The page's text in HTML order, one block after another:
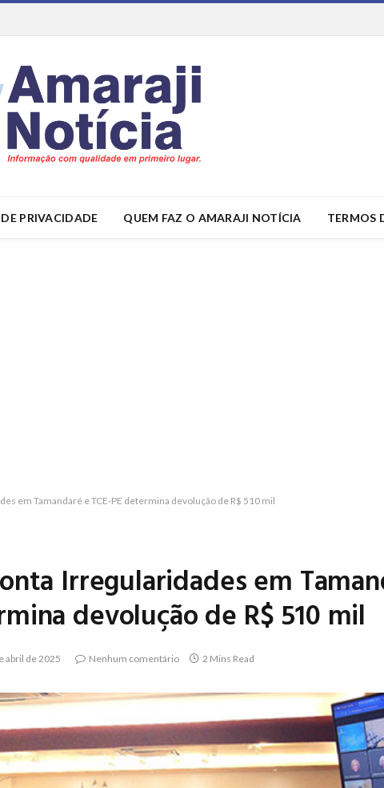
PRIVACIDADE QUEM FAZ O AMARAJI NOTÍCIA TERMOS
em Tamandaré e TCE-PE determina devolução de R$ 510 mil
Irregularidades em
devolução de R$ 510 mil
abril de 2025 Nenhum comentário 2 Mins Read